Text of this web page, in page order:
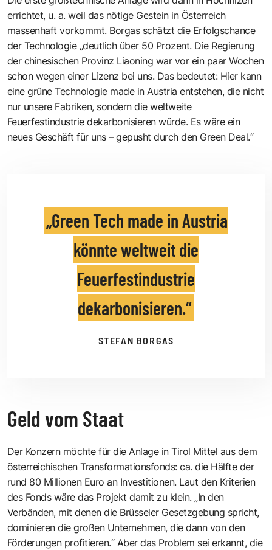
errichtet, u. a. weil das nötige Gestein in Österreich
massenhaft vorkommt. Borgas schätzt die Erfolgschance
der Technologie „deutlich über 50 Prozent. Die Regierung
der chinesischen Provinz Liaoning war vor ein paar Wochen
schon wegen einer Lizenz bei uns. Das bedeutet: Hier kann
eine grüne Technologie made in Austria entstehen, die nicht
nur unsere Fabriken, sondern die weltweite
Feuerfestindustrie dekarbonisieren würde. Es wäre ein
neues Geschäft für uns – gepusht durch den Green Deal.“
Green Tech made in Austria
könnte weltweit die
Feuerfestindustrie
dekarbonisieren.
STEFAN BORGAS
Geld vom Staat
Der Konzern möchte für die Anlage in Tirol Mittel aus dem
österreichischen Transformationsfonds: ca. die Hälfte der
rund 80 Millionen Euro an Investitionen. Laut den Kriterien
des Fonds wäre das Projekt damit zu klein. „In den
Verbänden, mit denen die Brüsseler Gesetzgebung spricht,
dominieren die großen Unternehmen, die dann von den
Förderungen profitieren.“ Aber das Pro­blem sei erkannt, die